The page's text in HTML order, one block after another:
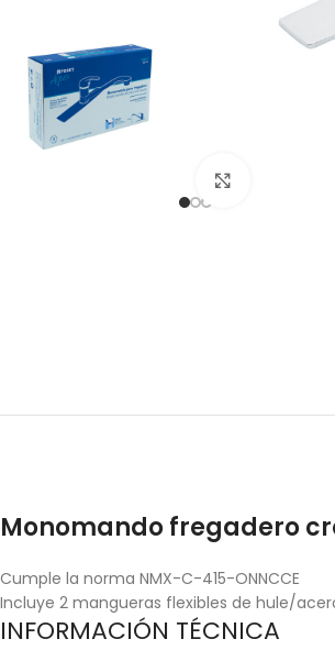
Monomando fregadero
Cumple la norma NMX-C-415-ONNCCE
Incluye 2 mangueras flexibles de hule/
INFORMACIÓN TÉCNICA